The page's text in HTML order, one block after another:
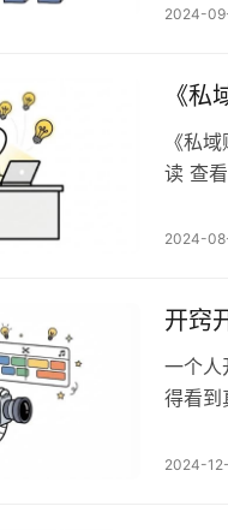
里写
2024-
《
《私
读 查
目录
2024-
开窍
一个人
得看到
实用。
2024-